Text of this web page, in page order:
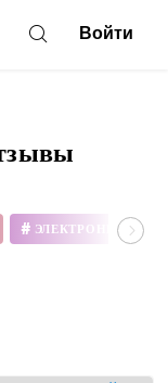
Войти
# ЭЛЕКТРОНИКА